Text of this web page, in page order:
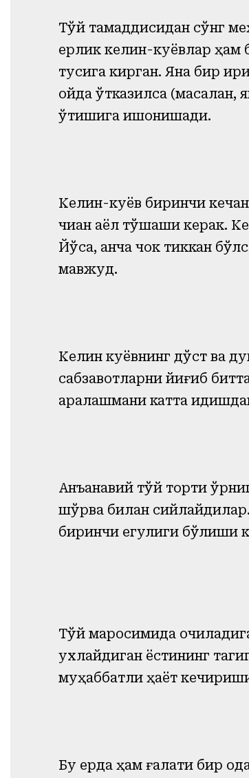
Тўй тамаддисидан сўнг
ерлик келин-куёвлар ҳам
тусига кирган. Яна бир
ойда ўтказилса (масалан,
ўтишига ишонишади.
Келин-куёв биринчи
чиққан аёл тўшаши керак.
Йўқса, қанча чок тиккан
мавжуд.
Келин куёвнинг дўст ва
сабзавотларни йиғиб
аралашмани катта
Анъанавий тўй торти
шўрва билан
биринчи егулиги бўлиши
Тўй маросимида
ухлайдиган ёстиқнинг
муҳаббатли ҳаёт
Бу ерда ҳам ғалати бир